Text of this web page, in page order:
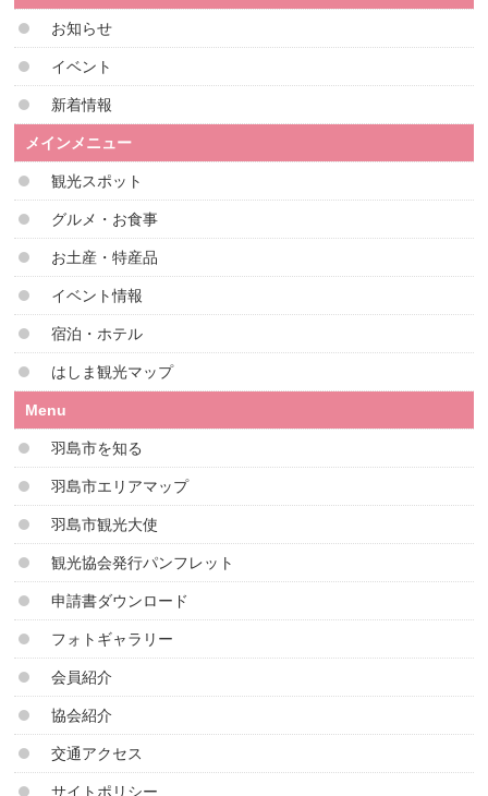
お知らせ
イベント
新着情報
メインメニュー
観光スポット
グルメ・お食事
お土産・特産品
イベント情報
宿泊・ホテル
はしま観光マップ
Menu
羽島市を知る
羽島市エリアマップ
羽島市観光大使
観光協会発行パンフレット
申請書ダウンロード
フォトギャラリー
会員紹介
協会紹介
交通アクセス
サイトポリシー